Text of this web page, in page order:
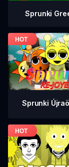
Sprunki
Sprunki